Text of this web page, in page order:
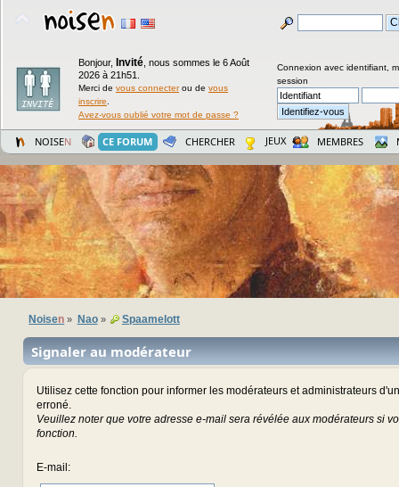
Bonjour, Invité nous sommes le 6 Août
2026 à 21h51.
Merci de vous connecterou de vous
inscrire
Avez-vous oublié votre mot de passe ?
Connexion avec identifiant,
session
NOISEN CE FORUM CHERCHER JEUX MEMBRES
Noisen » Nao» Spaamelott
Signaler au modérateur
Utilisez cette fonction pour informer les modérateurs et administrateurs
erroné.
Veuillez noter que votre adresse e-mail sera révélée aux modérateurs si
fonction.
E-mail :